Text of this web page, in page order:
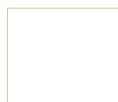
Castellaro